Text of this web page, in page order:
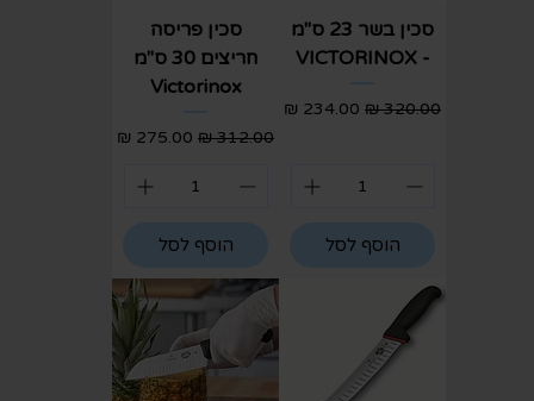
סכין בשר 23 ס"מ
- VICTORINOX
מחיר רגיל מחיר מבצע
הוסף לסל
סכין פריסה
חריצים 30 ס"מ
Victorinox
מחיר רגיל מחיר מבצע
הוסף לסל